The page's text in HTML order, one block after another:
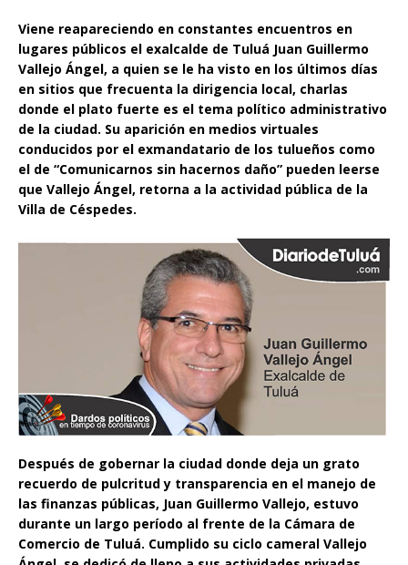
Viene reapareciendo en constantes encuentros en
lugares públicos el exalcalde de Tuluá Juan Guillermo
Vallejo Ángel, a quien se le ha visto en los últimos días
en sitios que frecuenta la dirigencia local, charlas
donde el plato fuerte es el tema político administrativo
de la ciudad. Su aparición en medios virtuales
conducidos por el exmandatario de los tulueños como
el de “Comunicarnos sin hacernos daño” pueden leerse
que Vallejo Ángel, retorna a la actividad pública de la
Villa de Céspedes.
Después de gobernar la ciudad donde deja un grato
recuerdo de pulcritud y transparencia en el manejo de
las finanzas públicas, Juan Guillermo Vallejo, estuvo
durante un largo período al frente de la Cámara de
Comercio de Tuluá. Cumplido su ciclo cameral Vallejo